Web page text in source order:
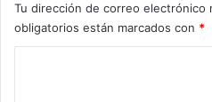
Tu dirección de correo electrónico
obligatorios están marcados con *